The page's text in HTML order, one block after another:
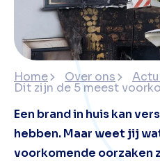
Home Over ons
Dit zijn de 5 meest
Een brand in huis kan
hebben. Maar weet jij
voorkomende oorzaken